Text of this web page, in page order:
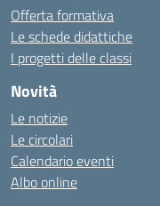
Offerta formativa
Le schede didattiche
I progetti delle classi
Novità
Le notizie
Le circolari
Calendario eventi
Albo online